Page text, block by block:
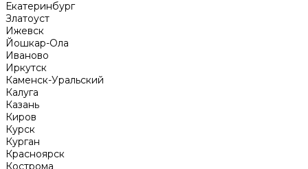
Екатеринбург
Златоуст
Ижевск
Йошкар-Ола
Иваново
Иркутск
Каменск-Уральский
Калуга
Казань
Киров
Курск
Курган
Красноярск
Кострома